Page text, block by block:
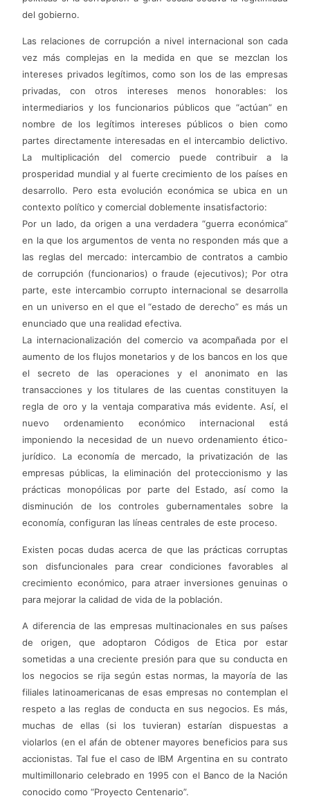
del gobierno.
Las relaciones de corrupción a nivel internacional son cada
vez más complejas en la medida en que se mezclan los
intereses privados legítimos, como son los de las empresas
privadas, con otros intereses menos honorables: los
intermediarios y los funcionarios públicos que “actúan” en
nombre de los legítimos intereses públicos o bien como
partes directamente interesadas en el intercambio delictivo.
La multiplicación del comercio puede contribuir a la
prosperidad mundial y al fuerte crecimiento de los países en
desarrollo. Pero esta evolución económica se ubica en un
contexto político y comercial doblemente insatisfactorio:
Por un lado, da origen a una verdadera “guerra económica”
en la que los argumentos de venta no responden más que a
las reglas del mercado: intercambio de contratos a cambio
de corrupción (funcionarios) o fraude (ejecutivos); Por otra
parte, este intercambio corrupto internacional se desarrolla
en un universo en el que el “estado de derecho” es más un
enunciado que una realidad efectiva.
La internacionalización del comercio va acompañada por el
aumento de los flujos monetarios y de los bancos en los que
el secreto de las operaciones y el anonimato en las
transacciones y los titulares de las cuentas constituyen la
regla de oro y la ventaja comparativa más evidente. Así, el
nuevo ordenamiento económico internacional está
imponiendo la necesidad de un nuevo ordenamiento ético-
jurídico. La economía de mercado, la privatización de las
empresas públicas, la eliminación del proteccionismo y las
prácticas monopólicas por parte del Estado, así como la
disminución de los controles gubernamentales sobre la
economía, configuran las líneas centrales de este proceso.
Existen pocas dudas acerca de que las prácticas corruptas
son disfuncionales para crear condiciones favorables al
crecimiento económico, para atraer inversiones genuinas o
para mejorar la calidad de vida de la población.
A diferencia de las empresas multinacionales en sus países
de origen, que adoptaron Códigos de Etica por estar
sometidas a una creciente presión para que su conducta en
los negocios se rija según estas normas, la mayoría de las
filiales latinoamericanas de esas empresas no contemplan el
respeto a las reglas de conducta en sus negocios. Es más,
muchas de ellas (si los tuvieran) estarían dispuestas a
violarlos (en el afán de obtener mayores beneficios para sus
accionistas. Tal fue el caso de IBM Argentina en su contrato
multimillonario celebrado en 1995 con el Banco de la Nación
conocido como “Proyecto Centenario”.